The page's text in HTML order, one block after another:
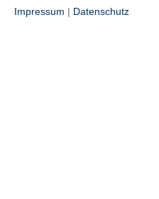
Impressum | Datenschutz